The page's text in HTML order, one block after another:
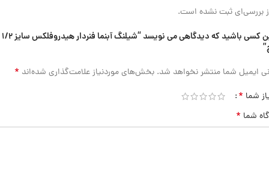
بررسی‌ای ثبت نشده است.
اولین کسی باشید که دیدگاهی می نویسد “شیلنگ آبنما فنردار هیدروفلکس سایز 1/2
ایمیل شما منتشر نخواهد شد. بخش‌های موردنیاز علامت‌گذاری شده‌اند *
شما *
شما *